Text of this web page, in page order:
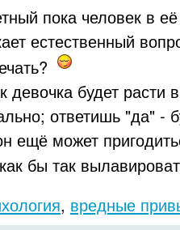
пока человек в
естественный
девочка будет расти
ответишь "да" -
ещё может
бы так
, вредные